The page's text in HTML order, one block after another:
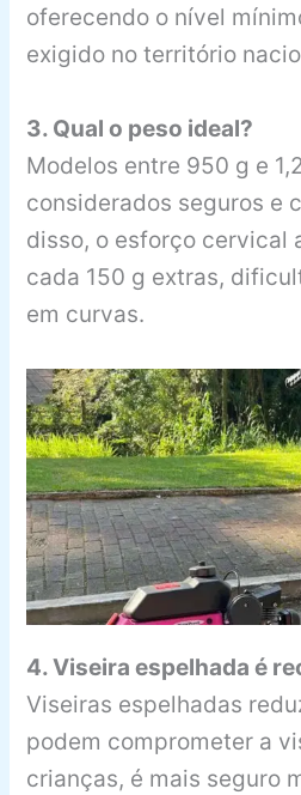
oferecendo o nível
exigido no território
3. Qual o peso ideal?
Modelos entre 950 g e
considerados seguros e
disso, o esforço cervical
cada 150 g extras,
em curvas.
4. Viseira espelhada é
Viseiras espelhadas
podem comprometer a
crianças, é mais seguro